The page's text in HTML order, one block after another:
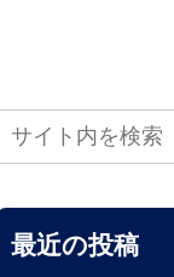
最近の投稿